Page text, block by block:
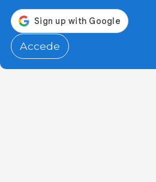
Accede